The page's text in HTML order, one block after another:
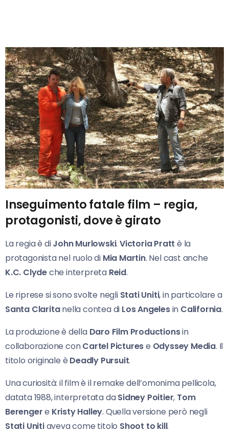
Inseguimento fatale film – regia,
protagonisti, dove è girato
La regia è diJohn Murlowski.Victoria Pratt è la
protagonista nel ruolo di Mia Martin. Nel cast anche
K.C. Clydeche interpreta Reid.
Le riprese si sono svolte negli Stati Uniti, in particolare a
Santa Claritanella contea di Los Angelesin California.
La produzione è della Daro Film Productionsin
collaborazione conCartel Picturese Odyssey Media. Il
titolo originale è Deadly Pursuit.
Una curiosità: il film è il remake dell’omonima pellicola,
datata 1988, interpretata daSidney Poitier, Tom
Berengere Kristy Halley. Quella versione però negli
Stati Unitiaveva come titolo Shoot to kill.